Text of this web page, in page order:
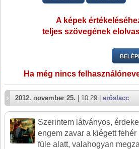
A képek
teljes szövegének
Ha még nincs
2012. november 25. | 10:29 | erőslacc
Szerintem látványos,
engem zavar a kiégett
füle alatt, valahogyan